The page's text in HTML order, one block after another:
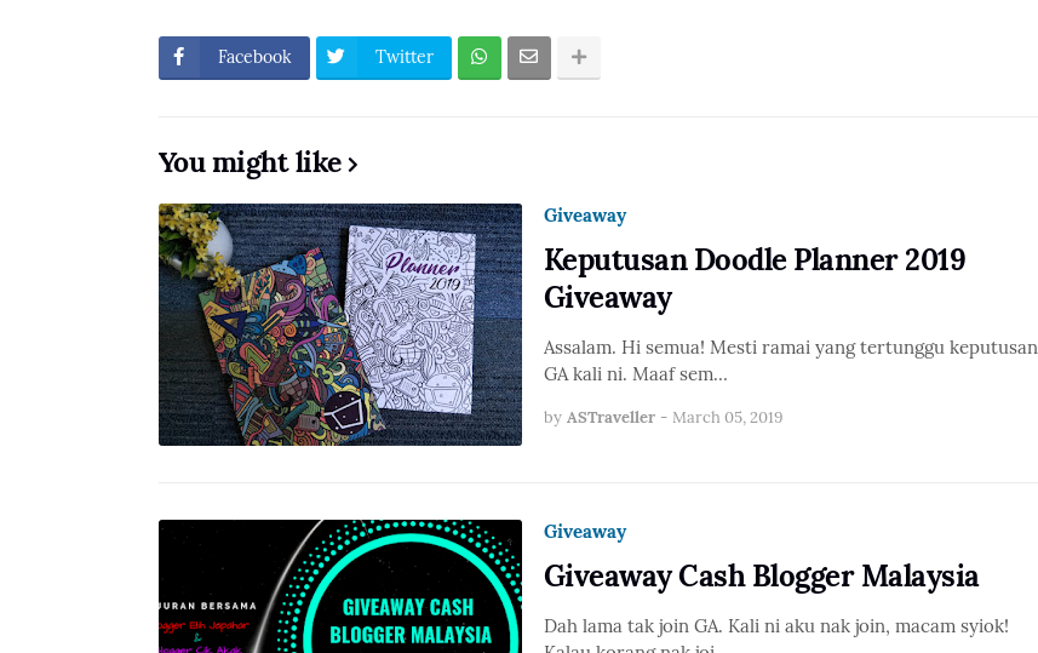
Facebook Twitter
You might like
Giveaway
Keputusan Doodle Planner 2019
Giveaway
Assalam. Hi semua! Mesti ramai yang tertunggu keputusan
GA kali ni. Maaf sem…
by ASTraveller - March 05, 2019
Giveaway
Giveaway Cash Blogger Malaysia
Dah lama tak join GA. Kali ni aku nak join, macam syiok!